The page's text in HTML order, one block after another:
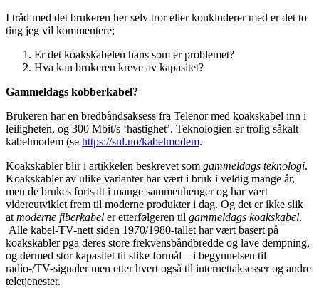
I tråd med det brukeren her selv tror eller konkluderer med er det to
ting jeg vil kommentere;
Er det koakskabelen hans som er problemet?
Hva kan brukeren kreve av kapasitet?
Gammeldags kobberkabel?
Brukeren har en bredbåndsaksess fra Telenor med koakskabel inn i
leiligheten, og 300 Mbit/s ‘hastighet’. Teknologien er trolig såkalt
kabelmodem (se https://snl.no/kabelmodem.
Koakskabler blir i artikkelen beskrevet som gammeldags teknologi.
Koakskabler av ulike varianter har vært i bruk i veldig mange år,
men de brukes fortsatt i mange sammenhenger og har vært
videreutviklet frem til moderne produkter i dag. Og det er ikke slik
at moderne fiberkabel er etterfølgeren til gammeldags koakskabel.
Alle kabel-TV-nett siden 1970/1980-tallet har vært basert på
koakskabler pga deres store frekvensbåndbredde og lave dempning,
og dermed stor kapasitet til slike formål – i begynnelsen til
radio-/TV-signaler men etter hvert også til internettaksesser og andre
teletjenester.